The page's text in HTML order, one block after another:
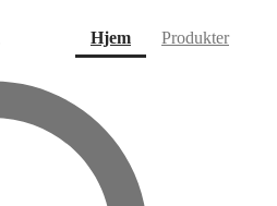
Hjem(current)Produkter